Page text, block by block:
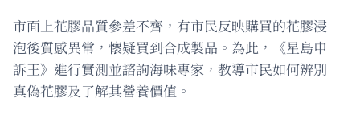
市面上花膠品質參差不齊，有市民反映購買的花膠浸
泡後質感異常，懷疑買到合成製品。為此，《星島申
訴王》進行實測並諮詢海味專家，教導市民如何辨別
真偽花膠及了解其營養價值。